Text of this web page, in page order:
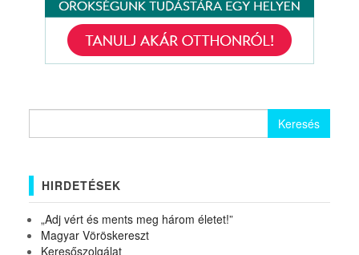
HIRDETÉSEK
„Adj vért és ments meg három életet!”
Magyar Vöröskereszt
Keresőszolgálat